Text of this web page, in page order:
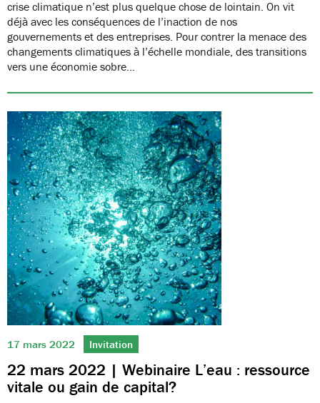
crise climatique n’est plus quelque chose de lointain. On vit
déjà avec les conséquences de l’inaction de nos
gouvernements et des entreprises. Pour contrer la menace des
changements climatiques à l’échelle mondiale, des transitions
vers une économie sobre…
17 mars 2022 Invitation
22 mars 2022 | Webinaire L’eau : ressource
vitale ou gain de capital?